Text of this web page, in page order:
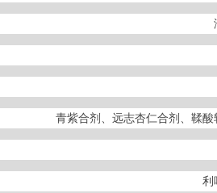
青紫合剂、远志杏仁合剂、鞣
利